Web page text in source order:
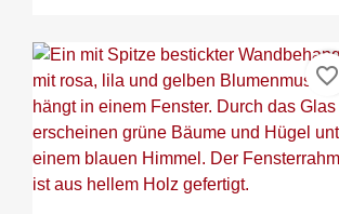
favorite_border